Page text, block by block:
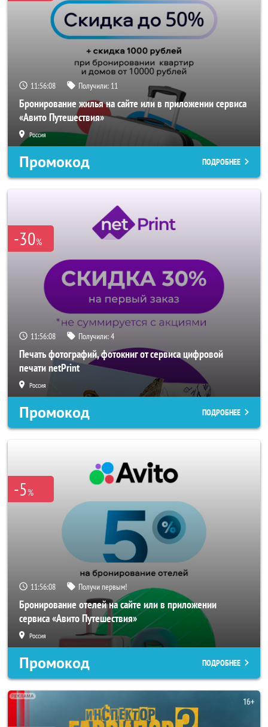
11:56:06 Получили: 11
Бронирование жилья на сайте или в приложении сервиса
«Авито Путешествия»
Россия
Промокод ПОДРОБНЕЕ
-30%
11:56:06 Получили:4
Печать фотографий, фотокниг от сервиса цифровой
печати netPrint
Россия
Промокод ПОДРОБНЕЕ
-5%
11:56:06 Получи первым!
Бронирование отелей на сайте или в приложении
сервиса «Авито Путешествия»
Россия
Промокод ПОДРОБНЕЕ